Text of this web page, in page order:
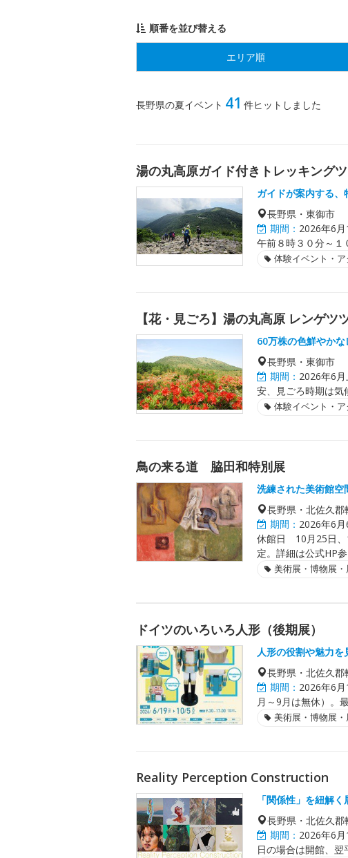
順番を並び替える
エリア順
長野県の夏イベント 41 件ヒットしました
湯の丸高原ガイド付きトレッキング
ガイドが案内する、
長野県・東御市
期間： 2026年6
午前８時３０分～１
体験イベント・
【花・見ごろ】湯の丸高原 レンゲツ
60万株の色鮮やか
長野県・東御市
期間： 2026年6
安、見ごろ時期は気
体験イベント・
鳥の来る道 脇田和特別展
洗練された美術館空
長野県・北佐久郡
期間： 2026年6
休館日 10月25日、
定。詳細は公式HP参
美術展・博物展・
ドイツのいろいろ人形（後期展）
人形の役割や魅力を
長野県・北佐久郡
期間： 2026年6
月～9月は無休）。
美術展・博物展・
Reality Perception Construction
「関係性」を紐解く
長野県・北佐久郡
期間： 2026年6
日の場合は開館、翌